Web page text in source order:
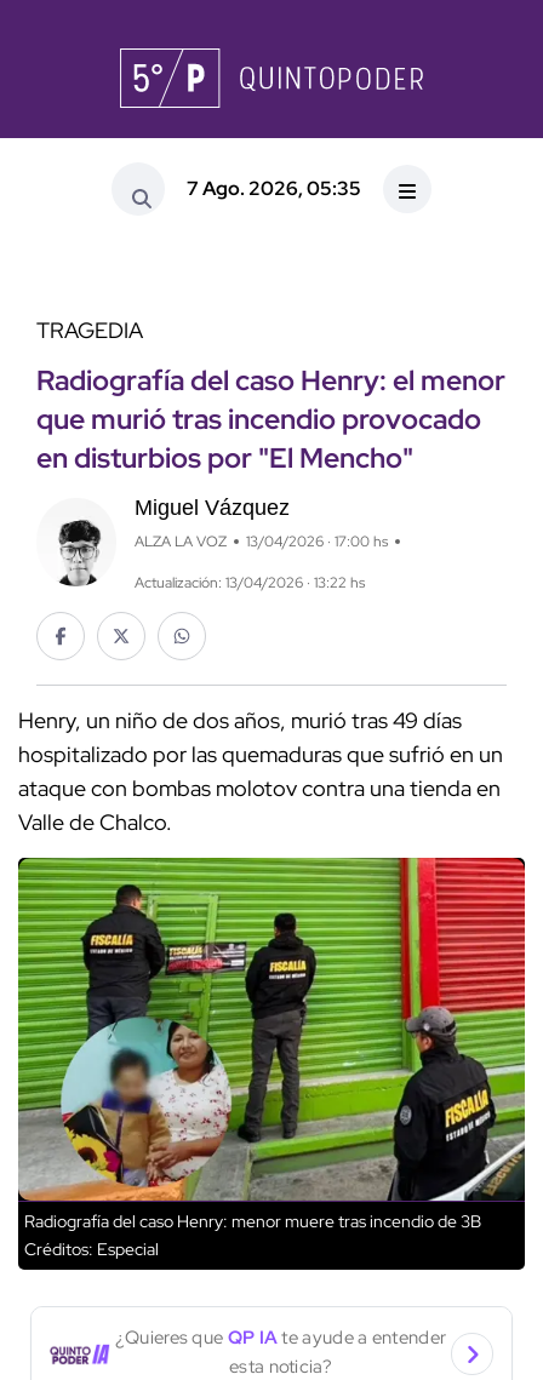
7 Ago. 2026, 05:35
TRAGEDIA
Radiografía del caso Henry: el menor
que murió tras incendio provocado
en disturbios por "El Mencho"
Miguel Vázquez
ALZA LA VOZ 13/04/2026 · 17:00 hs
Actualización: 13/04/2026 · 13:22 hs
Henry, un niño de dos años, murió tras 49 días
hospitalizado por las quemaduras que sufrió en un
ataque con bombas molotov contra una tienda en
Valle de Chalco.
Radiografía del caso Henry: menor muere tras incendio de 3B
Créditos: Especial
¿Quieres que QP IAte ayude a entender
esta noticia?